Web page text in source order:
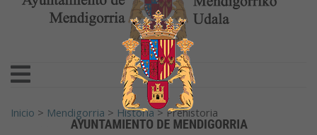
Buscar:
Inicio > Mendigorria > Historia> Prehistoria